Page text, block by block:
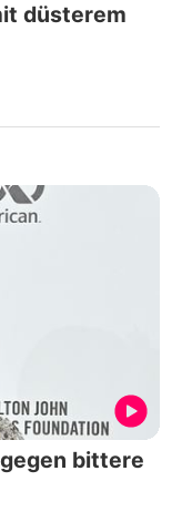
düsterem
bittere